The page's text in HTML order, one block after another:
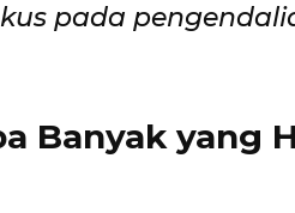
pada
Banyak yang